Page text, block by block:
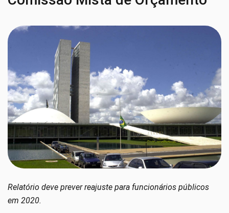
Relatório deve prever reajuste para funcionários públicos
em 2020.